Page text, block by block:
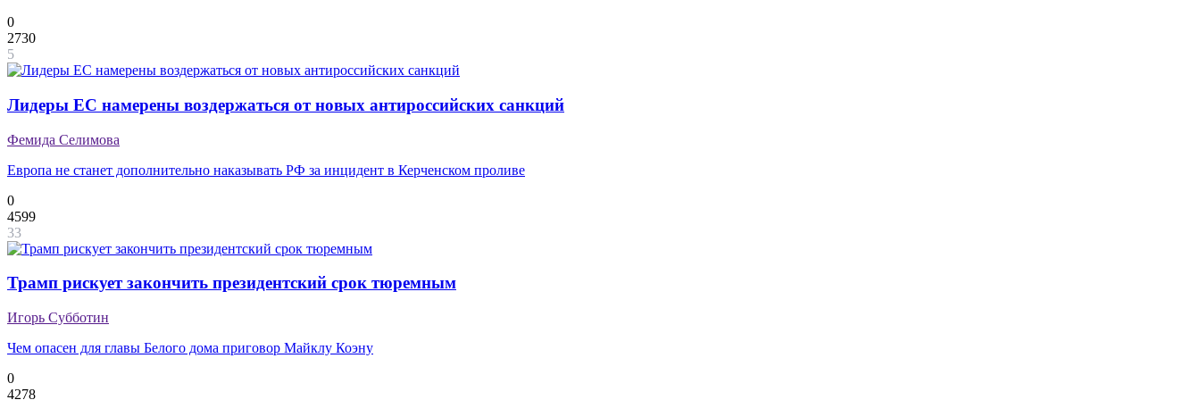
0
2730
5
Лидеры ЕС намерены воздержаться от новых антироссийских санкций
Фемида Селимова
Европа не станет дополнительно наказывать РФ за инцидент в Керченском проливе
0
4599
33
Трамп рискует закончить президентский срок тюремным
Игорь Субботин
Чем опасен для главы Белого дома приговор Майклу Коэну
0
4278